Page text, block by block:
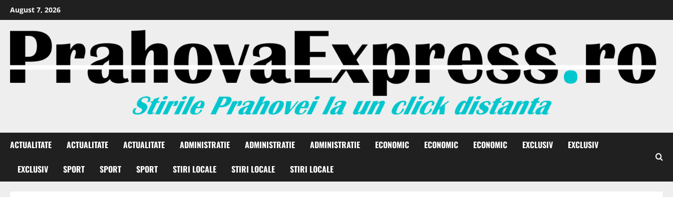
August 7, 2026
ACTUALITATE ACTUALITATE ACTUALITATE ADMINISTRATIE ADMINISTRATIE ADMINISTRATIE ECONOMIC ECONOMIC ECONOMIC EXCLUSIV EXCLUSIV
EXCLUSIV SPORT SPORT SPORT STIRI LOCALE STIRI LOCALE STIRI LOCALE